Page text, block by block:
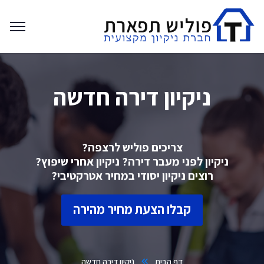
ניקיון דירה חדשה
צריכים פוליש לרצפה?
ניקיון לפני מעבר דירה? ניקיון אחרי שיפוץ?
רוצים ניקיון יסודי במחיר אטרקטיבי?
קבלו הצעת מחיר מהירה
דף הבית ניקיון דירה חדשה